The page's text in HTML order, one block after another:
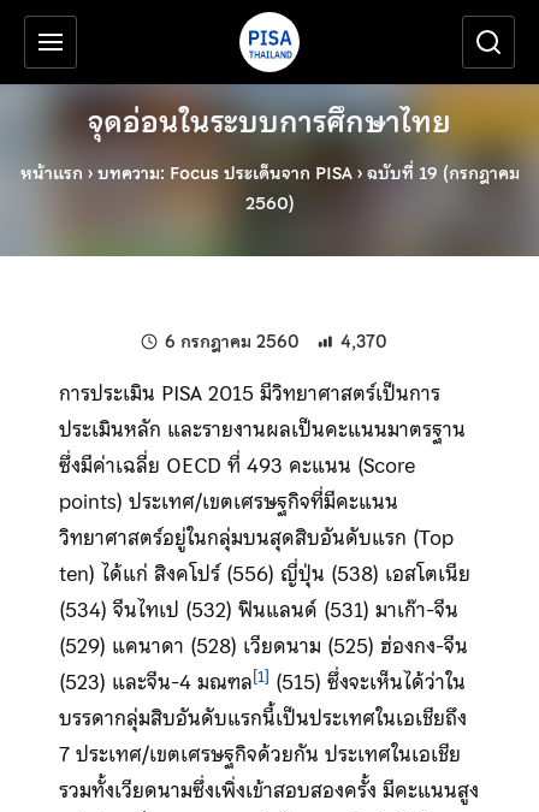
ข้ามไปยังเนื้อหาหลัก
เครื่องมือช่วยเหลือ
จุดอ่อนในระบบการศึกษาไทย
หน้าแรก ›บทความ: Focus ประเด็นจาก PISA›ฉบับที่ 19 (กรกฎาคม
2560)
6 กรกฎาคม 2560 แก้ไขล่าสุดเมื่อ:
4,370
การประเมิน PISA 2015 มีวิทยาศาสตร์เป็นการ
ประเมินหลัก และรายงานผลเป็นคะแนนมาตรฐาน
ซึ่งมีค่าเฉลี่ย OECD ที่ 493 คะแนน (Score
points) ประเทศ/เขตเศรษฐกิจที่มีคะแนน
วิทยาศาสตร์อยู่ในกลุ่มบนสุดสิบอันดับแรก (Top
ten) ได้แก่ สิงคโปร์ (556) ญี่ปุ่น (538) เอสโตเนีย
(534) จีนไทเป (532) ฟินแลนด์ (531) มาเก๊า-จีน
(529) แคนาดา (528) เวียดนาม (525) ฮ่องกง-จีน
(523) และจีน-4 มณฑล[1] (515) ซึ่งจะเห็นได้ว่าใน
บรรดากลุ่มสิบอันดับแรกนี้เป็นประเทศในเอเชียถึง
7 ประเทศ/เขตเศรษฐกิจด้วยกัน ประเทศในเอเชีย
รวมทั้งเวียดนามซึ่งเพิ่งเข้าสอบสองครั้ง มีคะแนนสูง